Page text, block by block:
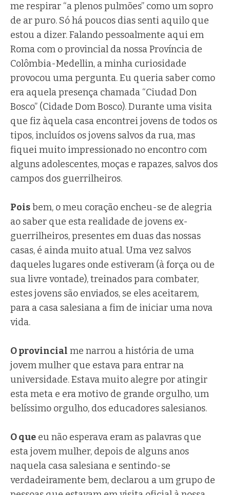
me respirar “a plenos pulmões” como um sopro
de ar puro. Só há poucos dias senti aquilo que
estou a dizer. Falando pessoalmente aqui em
Roma com o provincial da nossa Província de
Colômbia-Medellin, a minha curiosidade
provocou uma pergunta. Eu queria saber como
era aquela presença chamada “Ciudad Don
Bosco” (Cidade Dom Bosco). Durante uma visita
que fiz àquela casa encontrei jovens de todos os
tipos, incluídos os jovens salvos da rua, mas
fiquei muito impressionado no encontro com
alguns adolescentes, moças e rapazes, salvos dos
campos dos guerrilheiros.
Poisbem, o meu coração encheu-se de alegria
ao saber que esta realidade de jovens ex-
guerrilheiros, presentes em duas das nossas
casas, é ainda muito atual. Uma vez salvos
daqueles lugares onde estiveram (à força ou de
sua livre vontade), treinados para combater,
estes jovens são enviados, se eles aceitarem,
para a casa salesiana a fim de iniciar uma nova
vida.
O provincial me narrou a história de uma
jovem mulher que estava para entrar na
universidade. Estava muito alegre por atingir
esta meta e era motivo de grande orgulho, um
belíssimo orgulho, dos educadores salesianos.
O que eu não esperava eram as palavras que
esta jovem mulher, depois de alguns anos
naquela casa salesiana e sentindo-se
verdadeiramente bem, declarou a um grupo de